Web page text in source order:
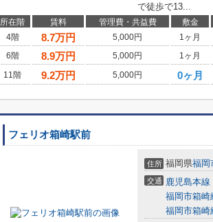
で徒歩で13...
所在階 賃料 管理費・共益費 敷金
4階
8.7万円 5,000円 1ヶ月
6階
8.9万円 5,000円 1ヶ月
11階
9.2万円 5,000円 0ヶ月
フェリオ箱崎駅前
住所 福岡県福岡
交通 鹿児島本線
福岡市箱崎
福岡市箱崎